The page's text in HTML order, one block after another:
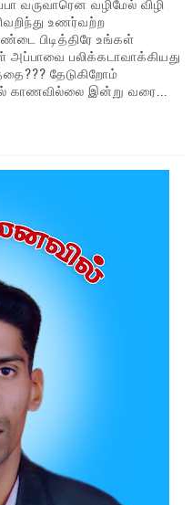
உணர்வற்ற
பிடித்திரே உங்கள்
பலிக்கடாவாக்கியது
தேடுகிறோம்
காணவில்லை இன்று வரை...